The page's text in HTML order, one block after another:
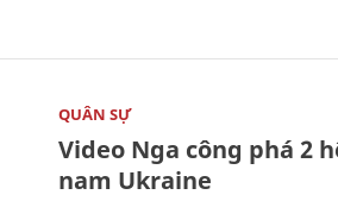
QUÂN SỰ
Video Nga công phá 2
nam Ukraine